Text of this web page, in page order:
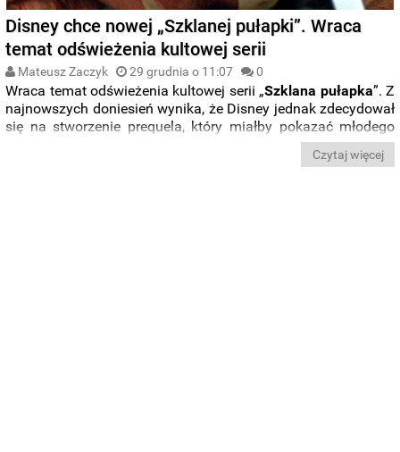
Disney chce nowej „Szklanej pułapki”. Wraca
temat odświeżenia kultowej serii
Mateusz Zaczyk 29 grudnia o 11:07 0
Wraca temat odświeżenia kultowej serii „Szklana pułapka”. Z
najnowszych doniesień wynika, że Disney jednak zdecydował
się na stworzenie prequela, który miałby pokazać młodego
Bruce Willis.
Czytaj więcej